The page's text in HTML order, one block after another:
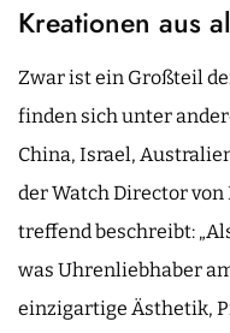
Kreationen aus
Zwar ist ein Großteil
finden sich unter
China, Israel,
der Watch Director
treffend beschreibt:
was Uhrenliebhaber
einzigartige Ästhetik,